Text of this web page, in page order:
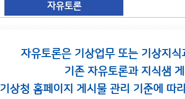
자유토론
자유토론은 기상업무 또는 기상지
기존 자유토론과 지식샘
기상청 홈페이지 게시물 관리 기준에 따